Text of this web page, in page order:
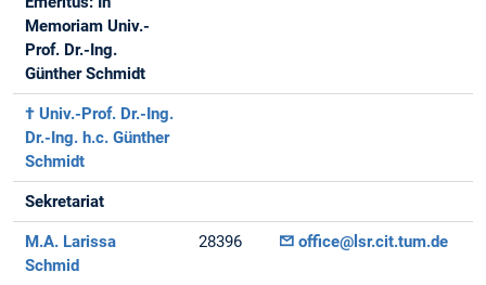
Memoriam Univ.-
Prof. Dr.-Ing.
Günther Schmidt
† Univ.-Prof. Dr.-Ing.
Dr.-Ing. h.c. Günther
Schmidt
Sekretariat
M.A. Larissa
Schmid
28396 office@lsr.cit.tum.de